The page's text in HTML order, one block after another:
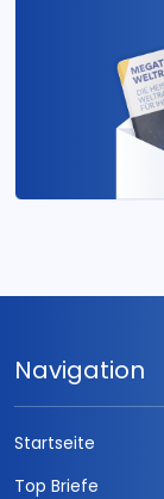
Navigation
Startseite
Top Briefe